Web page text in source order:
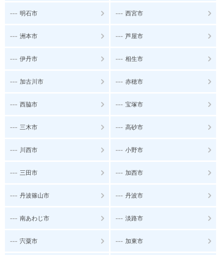
--- 明石市 --- 西宮市
--- 洲本市 --- 芦屋市
--- 伊丹市 --- 相生市
--- 加古川市 --- 赤穂市
--- 西脇市 --- 宝塚市
--- 三木市 --- 高砂市
--- 川西市 --- 小野市
--- 三田市 --- 加西市
--- 丹波篠山市 --- 丹波市
--- 南あわじ市 --- 淡路市
--- 宍粟市 --- 加東市